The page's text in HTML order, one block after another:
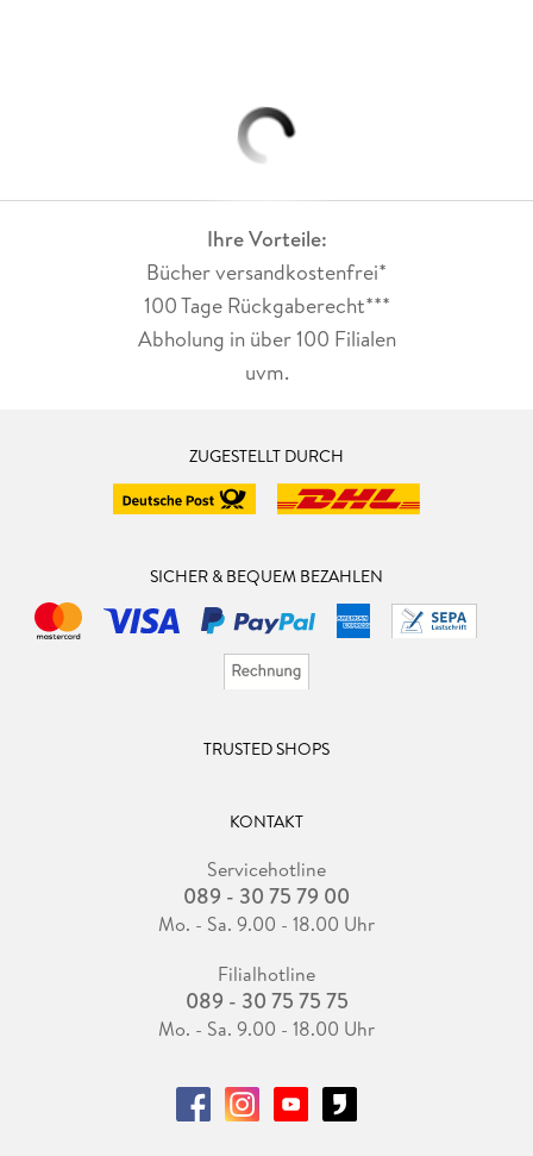
Ihre Vorteile:
Bücher versandkostenfrei*
100 Tage Rückgaberecht***
Abholung in über 100 Filialen
uvm.
ZUGESTELLT DURCH
SICHER & BEQUEM BEZAHLEN
TRUSTED SHOPS
KONTAKT
Servicehotline
089 - 30 75 79 00
Mo. - Sa. 9.00 - 18.00 Uhr
Filialhotline
089 - 30 75 75 75
Mo. - Sa. 9.00 - 18.00 Uhr